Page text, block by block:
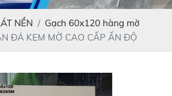
NỀN
Gạch 60x120 hàng mờ
ĐÁ KEM MỜ CAO CẤP ẤN ĐỘ